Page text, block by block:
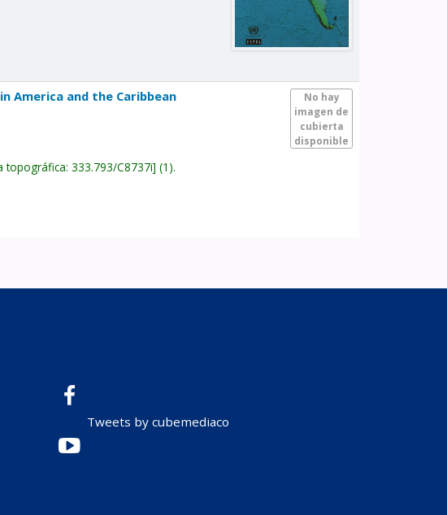
No hay
imagen de
cubierta
disponible
America and the Caribbean
topográfica:333.793/C8737i (1).
Tweets by cubemediaco